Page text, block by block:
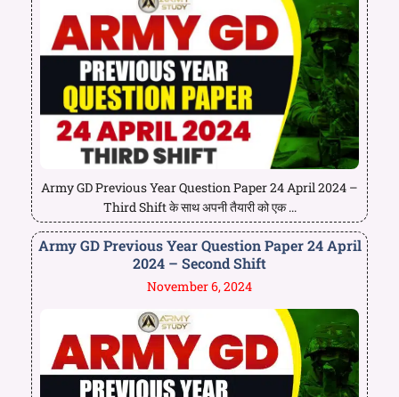
Army GD Previous Year Question Paper 24 April 2024 –
Third Shift के साथ अपनी तैयारी को एक ...
Army GD Previous Year Question Paper 24 April
2024 – Second Shift
November 6, 2024